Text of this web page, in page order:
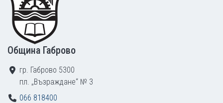
Община Габрово
гр. Габрово 5300
пл. „Възраждане“ № 3
066 818400